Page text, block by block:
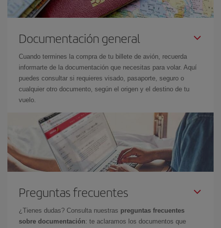
Documentación general
Cuando termines la compra de tu billete de avión, recuerda
informarte de la documentación que necesitas para volar. Aquí
puedes consultar si requieres visado, pasaporte, seguro o
cualquier otro documento, según el origen y el destino de tu
vuelo.
Preguntas frecuentes
¿Tienes dudas? Consulta nuestras preguntas frecuentes
sobre documentación: te aclaramos los documentos que